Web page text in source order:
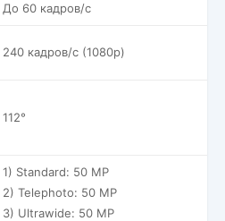
До 60 кадров/c
240 кадров/c (1080p)
112°
1) Standard: 50 MP
2) Telephoto: 50 MP
3) Ultrawide: 50 MP